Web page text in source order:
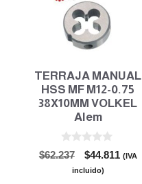
TERRAJA MANUAL
HSS MF M12-0.75
38X10MM VOLKEL
Alem
0
d
$62.237
El
precio
$44.811 El
(IVA
incluido)